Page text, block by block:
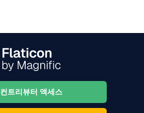
컨트리뷰터 액세스